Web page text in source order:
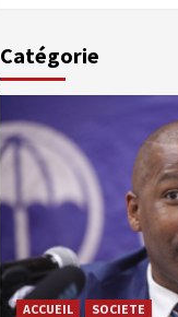
Catégorie
ACCUEIL SOCIETE